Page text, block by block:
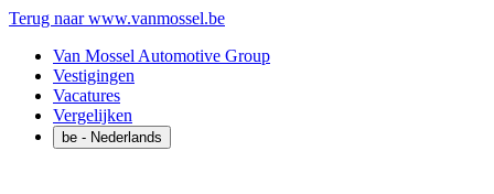
Terug naar www.vanmossel.be
Van Mossel Automotive Group
Vestigingen
Vacatures
Vergelijken
be - Nederlands